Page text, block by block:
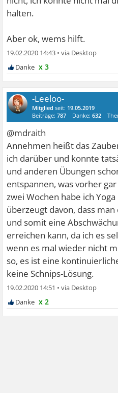
halten.
Aber ok, wems hilft.
19.02.2020 14:43 •
x 3
-Leeloo-
Mitglied seit: 19.05.2019
Beiträge:787 Danke:632
@mdraith
Annehmen heißt das
ich darüber und konnte
und anderen Übungen
entspannen, was vorher
zwei Wochen habe ich
überzeugt davon, dass
und somit eine
erreichen kann, da ich es
wenn es mal wieder nicht
so, es ist eine
keine Schnips-Lösung.
19.02.2020 14:51 •
x 2